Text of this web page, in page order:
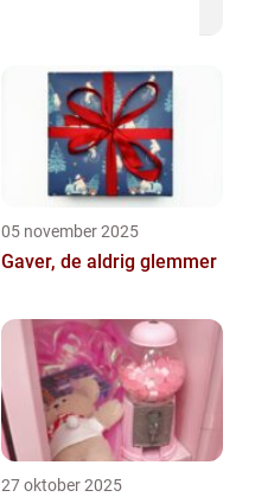
05 november 2025
Gaver, de aldrig glemmer
27 oktober 2025